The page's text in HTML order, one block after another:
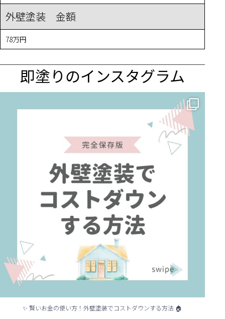
外壁塗装 金額
78万円
即塗りのインスタグラム
✨ 賢いお金の使い方！外壁塗装でコストダウンする方法 🏠
✨ 賢いお金の使い方！外壁塗装でコストダウンする方法 🏠